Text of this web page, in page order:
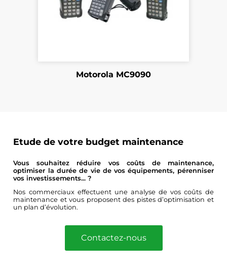
Motorola MC9090
Etude de votre budget maintenance
Vous souhaitez réduire vos coûts de maintenance,
optimiser la durée de vie de vos équipements, pérenniser
vos investissements... ?
Nos commerciaux effectuent une analyse de vos coûts de
maintenance et vous proposent des pistes d’optimisation et
un plan d’évolution.
Contactez-nous